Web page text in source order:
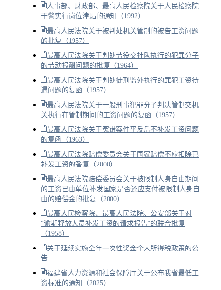
人事部、财政部、最高人民检察院关于人民检察院
干警实行岗位津贴的通知（1992）
最高人民法院关于被判处机关管制的被告工资问题
的批复（1957）
最高人民法院关于判处劳役交社队执行的犯罪分子
的劳动报酬问题的批复（1964）
最高人民法院关于判处徒刑监外执行的罪犯工资待
遇问题的复函（1957）
最高人民法院关于一般刑事犯罪分子判决管制交机
关执行在管制期间的工资问题的复函（1957）
最高人民法院关于冤错案件平反后不补发工资问题
的复函（1963）
最高人民法院赔偿委员会关于国家赔偿不应扣除已
补发工资的答复（2000）
最高人民法院赔偿委员会关于被限制人身自由期间
的工资已由单位补发国家是否还应支付被限制人身自
由的赔偿金的批复（2000）
最高人民检察院、最高人民法院、公安部关于对
“逾期释放人员补发工资的请求报告”的联合批复
（1958）
关于延续实施全年一次性奖金个人所得税政策的公
告
福建省人力资源和社会保障厅关于公布我省最低工
资标准的通知（2025）